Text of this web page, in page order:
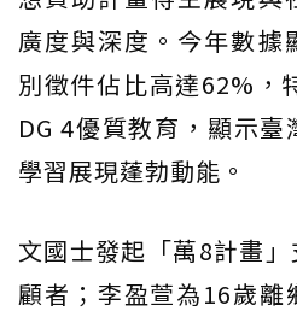
廣度與深度。今年數據
別徵件佔比高達62%，
DG 4優質教育，顯示
學習展現蓬勃動能。
文國士發起「萬8計畫
顧者；李盈萱為16歲離